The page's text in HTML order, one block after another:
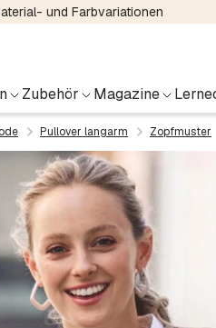
und Farbvariationen
Zubehör Magazine
Pullover langarm Zopfmuster